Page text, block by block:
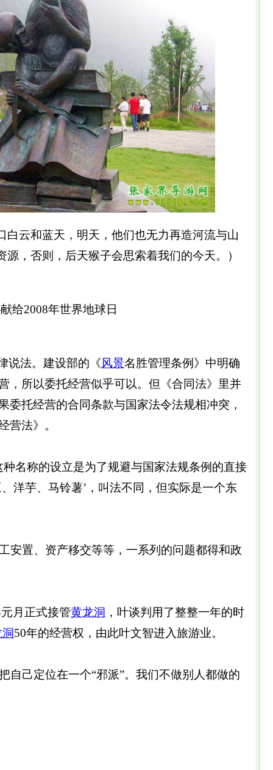
白云和蓝天，明天，他们也无力再造河流与山
，否则，后天猴子会思索着我们的今天。）
给2008年世界地球日
说法。建设部的《风景名胜管理条例》中明确
，所以委托经营似乎可以。但《合同法》里并
委托经营的合同条款与国家法令法规相冲突，
营法》。
名称的设立是为了规避与国家法规条例的直接
洋芋、马铃薯’，叫法不同，但实际是一个东
置、资产移交等等，一系列的问题都得和政
月正式接管黄龙洞 ，叶谈判用了整整一年的时
50年的经营权，由此叶文智进入旅游业。
己定位在一个“邪派”。我们不做别人都做的